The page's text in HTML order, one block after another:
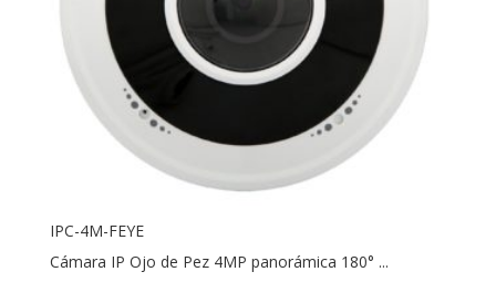
IPC-4M-FEYE
Cámara IP Ojo de Pez 4MP panorámica 180° ...